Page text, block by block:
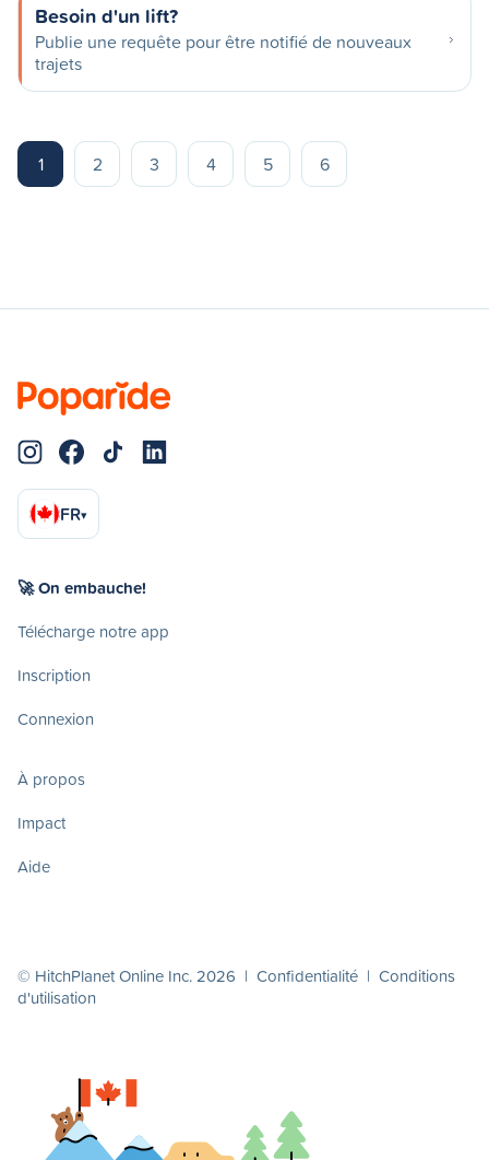
Besoin d'un lift?
Publie une requête pour être notifié de nouveaux
trajets
1 2 3 4 5 6
FR▾
🚀 On embauche!
Télécharge notre app
Inscription
Connexion
À propos
Impact
Aide
© HitchPlanet Online Inc. 2026 | Confidentialité | Conditions
d'utilisation